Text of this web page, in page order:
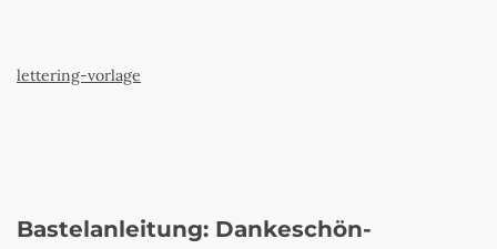
lettering-vorlage
Bastelanleitung: Dankeschön-